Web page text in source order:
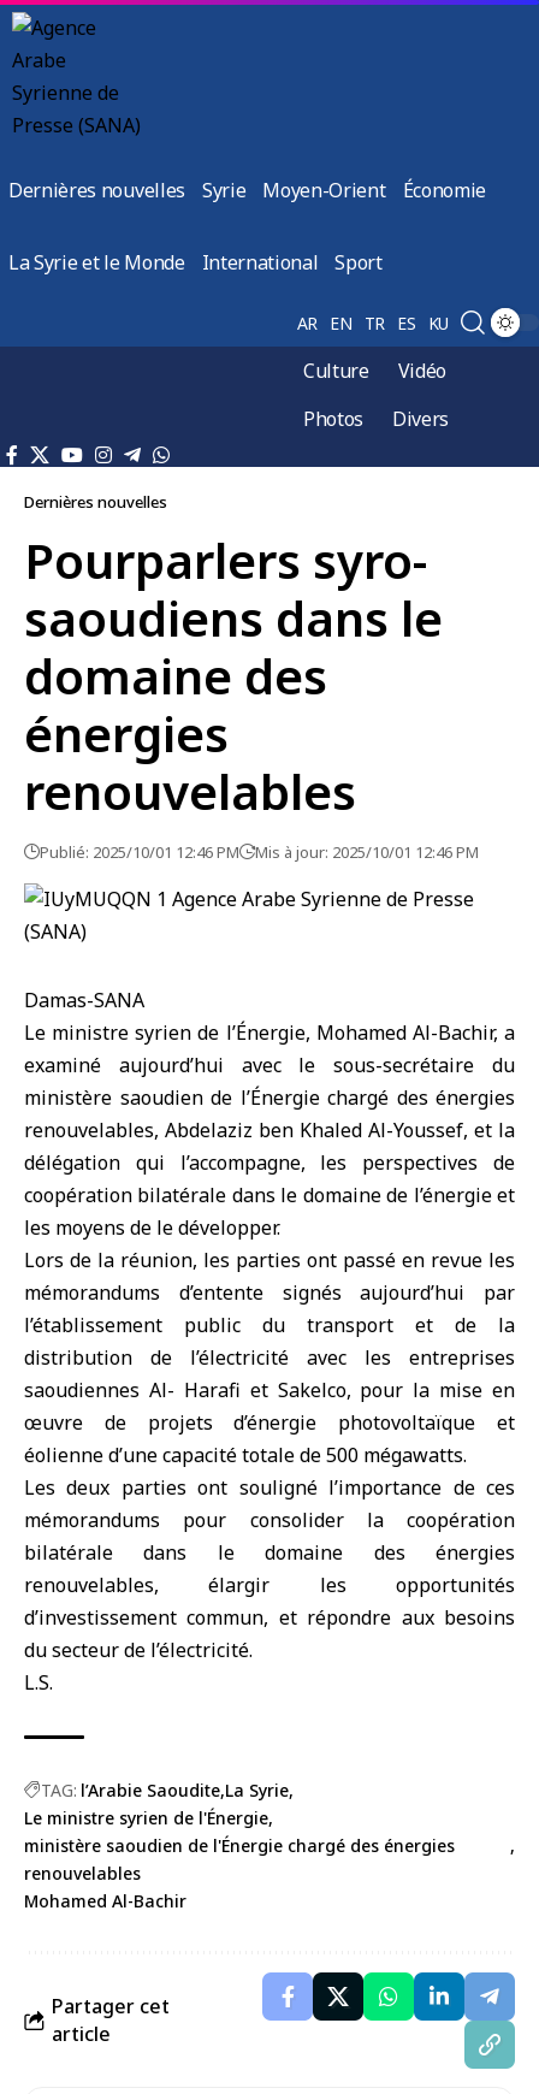
Dernières nouvelles Syrie Moyen-Orient Économie
La Syrie et le Monde International Sport
AR EN TR ES KU
Culture
Vidéo
Photos
Divers
Dernières nouvelles
Pourparlers syro-
saoudiens dans le
domaine des
énergies
renouvelables
Publié: 2025/10/01 12:46 PM Mis à jour: 2025/10/01 12:46 PM
Damas-SANA
Le ministre syrien de l’Énergie, Mohamed Al-Bachir, a
examiné aujourd’hui avec le sous-secrétaire du
ministère saoudien de l’Énergie chargé des énergies
renouvelables, Abdelaziz ben Khaled Al-Youssef, et la
délégation qui l’accompagne, les perspectives de
coopération bilatérale dans le domaine de l’énergie et
les moyens de le développer.
Lors de la réunion, les parties ont passé en revue les
mémorandums d’entente signés aujourd’hui par
l’établissement public du transport et de la
distribution de l’électricité avec les entreprises
saoudiennes Al- Harafi et Sakelco, pour la mise en
œuvre de projets d’énergie photovoltaïque et
éolienne d’une capacité totale de 500 mégawatts.
Les deux parties ont souligné l’importance de ces
mémorandums pour consolider la coopération
bilatérale dans le domaine des énergies
renouvelables, élargir les opportunités
d’investissement commun, et répondre aux besoins
du secteur de l’électricité.
L.S.
TAG: l’Arabie Saoudite La Syrie
Le ministre syrien de l'Énergie
ministère saoudien de l'Énergie chargé des énergies
renouvelables
Mohamed Al-Bachir
Partager cet
article